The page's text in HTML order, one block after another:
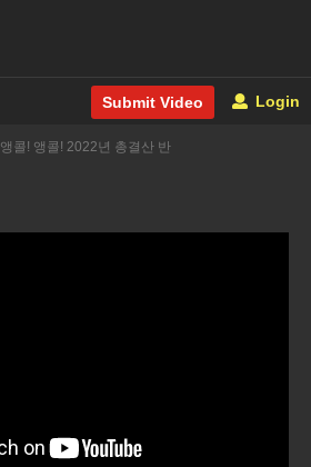
Submit Video Login
앵콜! 앵콜! 2022년 총결산 반